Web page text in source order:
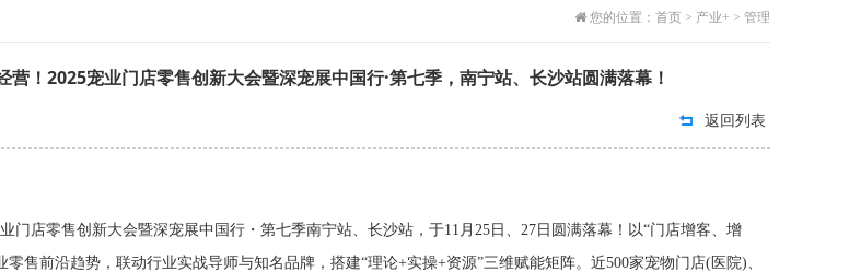
您的位置： 首页 > 产业+ > 管理
营！2025宠业门店零售创新大会暨深宠展中国行·第七季，南宁站、长沙站圆满落幕！
返回列表
门店零售创新大会暨深宠展中国行・第七季南宁站、长沙站，于11月25日、27日圆满落幕！以“门店增客、增
售前沿趋势，联动行业实战导师与知名品牌，搭建“理论+实操+资源”三维赋能矩阵。近500家宠物门店(医院)、